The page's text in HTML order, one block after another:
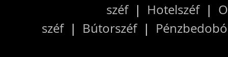
széf| Hotelszéf|
széf| Bútorszéf|